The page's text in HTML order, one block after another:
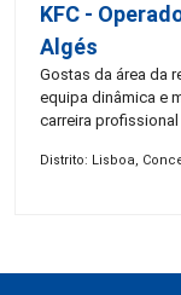
KFC -
Algés
Gostas da área da
equipa dinâmica e
carreira
Distrito: Lisboa,